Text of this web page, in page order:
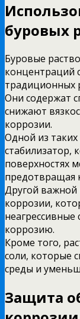
буровых
Буровые
концентраций
традиционных
Они содержат
снижают
коррозии.
Одной из
стабилизатор,
поверхностях
предотвращая
Другой важной
коррозии,
коррозию.
Кроме того,
соли, которые
среды и
Защита